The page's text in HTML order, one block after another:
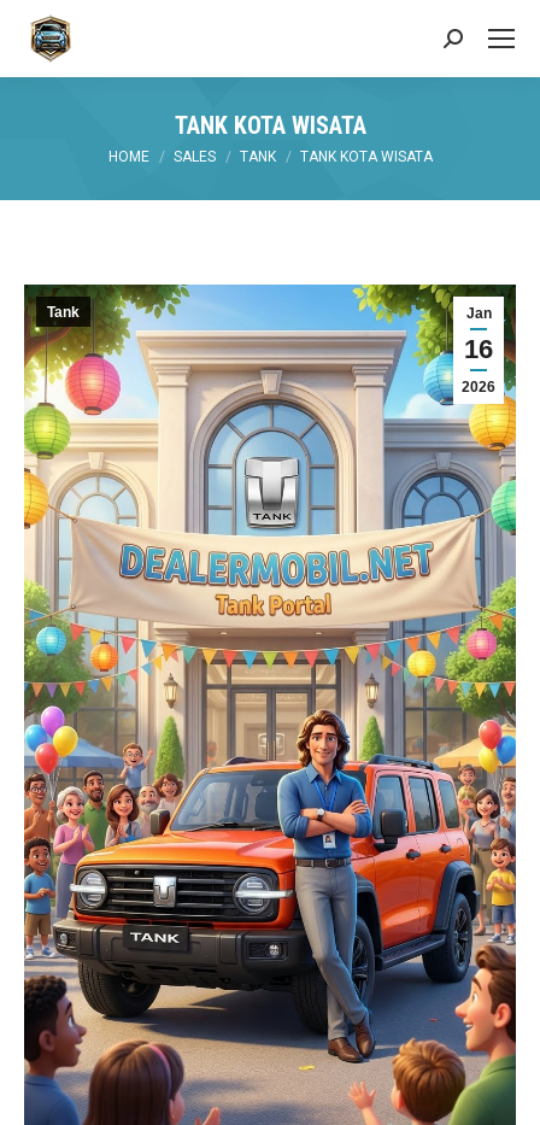
Search:
TANK KOTA WISATA
You are here:
HOME SALES TANK TANK KOTA WISATA
Jan
16
2026
Tank